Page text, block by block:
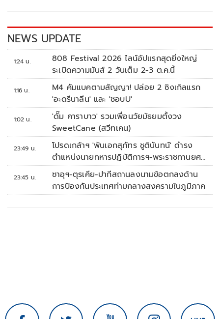
k k
NEWS UPDATE
1:24 น.
808 Festival 2026 ไลน์อัปแรกสุดยิ่งใหญ่
ระเบิดความมันส์ 2 วันเต็ม 2-3 ต.ค.นี้
1:16 น.
M4 คัมแบคตามสัญญา! ปล่อย 2 ซิงเกิลแรก
'อะดรีนาลีน' และ 'ชอบU'
1:02 น.
'ดั๊ม คาราบาว' รวมเพื่อนวัยมัธยมตั้งวง
SweetCane (สวีทเคน)
23:49 น.
โปรดเกล้าฯ 'พันเอกสุภัทร ชูตินันทน์' ดำรง
ตำแหน่งนายทหารปฏิบัติการฯ-พระราชทานยศ
'พลตรี'
23:45 น.
ซาอุฯ-ตุรเคีย-ปากีสถานลงนามข้อตกลงด้าน
การป้องกันประเทศท่ามกลางสงครามในภูมิภาค